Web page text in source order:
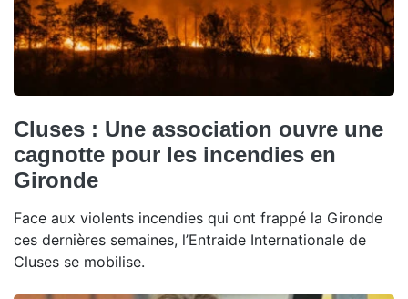
Cluses : Une association ouvre une
cagnotte pour les incendies en
Gironde
Face aux violents incendies qui ont frappé la Gironde
ces dernières semaines, l’Entraide Internationale de
Cluses se mobilise.